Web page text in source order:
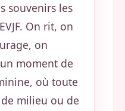
souvenirs les
On rit, on
on
moment de
où toute
de milieu ou de